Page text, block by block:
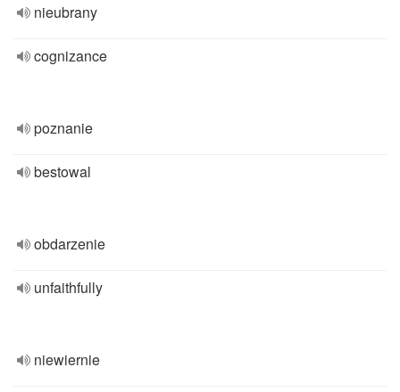
nieubrany
cognizance
poznanie
bestowal
obdarzenie
unfaithfully
niewiernie